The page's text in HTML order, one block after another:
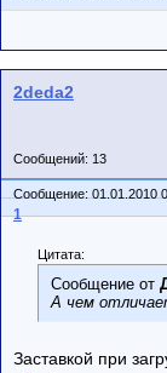
2deda2
Сообщений: 13
Сообщение: 01.01.2010
1
Цитата:
Сообщение от
А чем
Заставкой при